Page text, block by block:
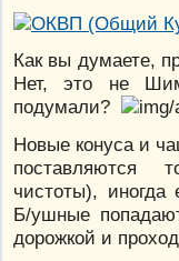
Как вы думаете,
Нет, это не
подумали?
Новые конуса и
поставляются
чистоты),
Б/ушные
дорожкой и